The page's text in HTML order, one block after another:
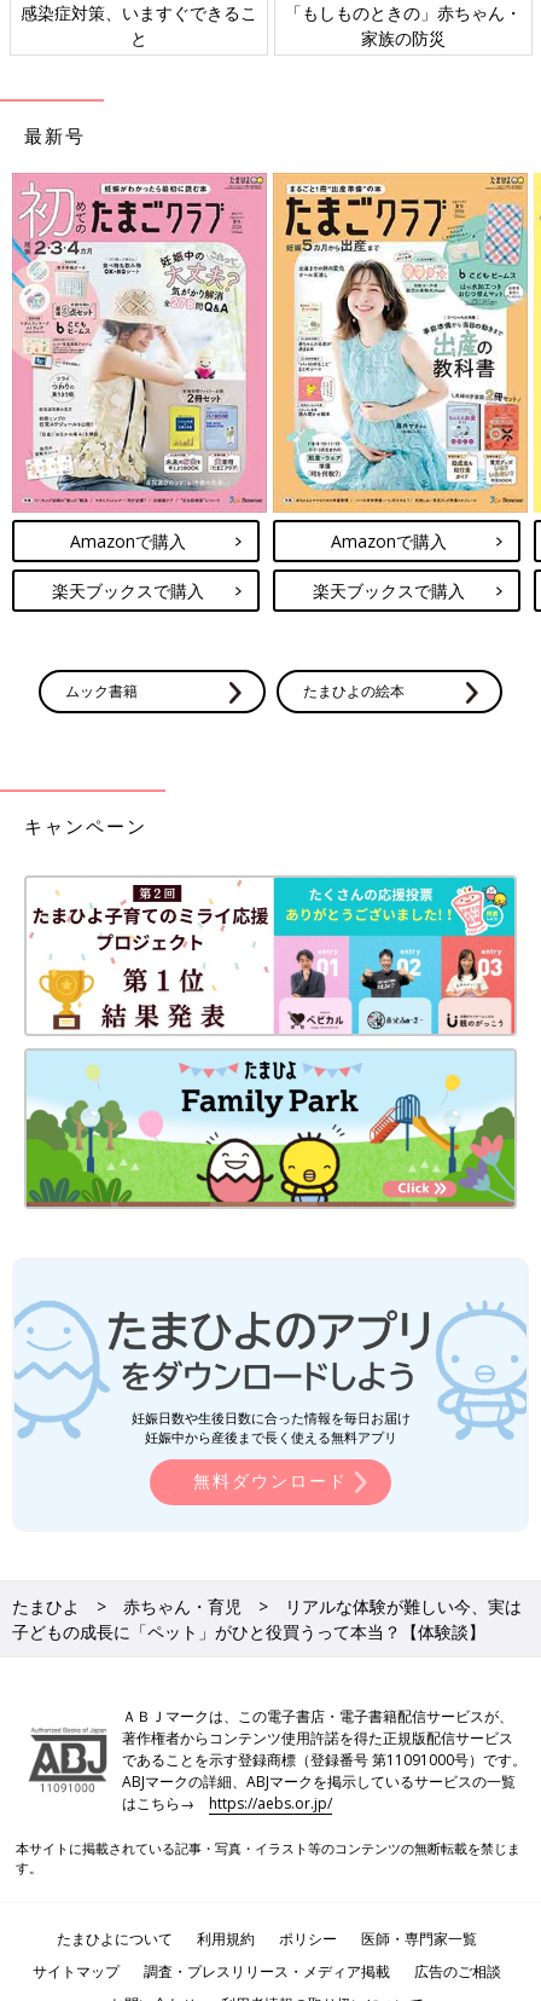
こぐまちゃん（2才）、ミントくん（２才／ともにMIX）、すずちゃん（9才）、い
とちゃん（5才）
て、娘たちも自分に自信が持てているようです。まさにペットは
与えていると感じます」
がいることで、やらねばいけないことをする、『自ら考える力』
も育っている気がします」
子どもの気持ちに寄り添ってくれる「本当の」お姉ちゃん
感染症対策、いますぐできるこ
と
「もしものときの」赤ちゃん・
家族の防災
最新号
Amazonで購入
楽天ブックスで購入
Amazonで購入
楽天ブックスで購入
ムック書籍 たまひよの絵本
キャンペーン
妊娠日数や生後日数に合った情報を毎日お届け
妊娠中から産後まで長く使える無料アプリ
無料ダウンロード
たまひよ 赤ちゃん・育児
リアルな体験が難しい今、実は
子どもの成長に「ペット」がひと役買うって本当？【体験談】
ＡＢＪマークは、この電子書店・電子書籍配信サービスが、
著作権者からコンテンツ使用許諾を得た正規版配信サービス
であることを示す登録商標（登録番号 第11091000号）です。
ABJマークの詳細、ABJマークを掲示しているサービスの一覧
はこちら→https://aebs.or.jp/
本サイトに掲載されている記事・写真・イラスト等のコンテンツの無断転載を禁じま
す。
たまひよについて 利用規約 ポリシー
医師・専門家一覧
サイトマップ
調査・プレスリリース・メディア掲載
広告のご相談